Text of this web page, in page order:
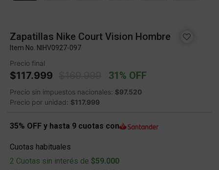
Zapatillas Nike Court Vision Hombre
Item No. NIHV0927-097
Precio final
$117.999 Price reduced from
31% OFF
Precio sin impuestos nacionales: $97.520
Precio por unidad: $117.999
35% OFF y hasta 9 cuotas con
Cuotas habituales
2 Cuotas sin interés de $59.000